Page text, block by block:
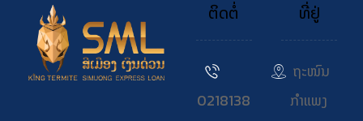
ຕິດຕໍ່
0218138
ທີ່ຢູ່
ຖະໜົນ
ກຳແພງ